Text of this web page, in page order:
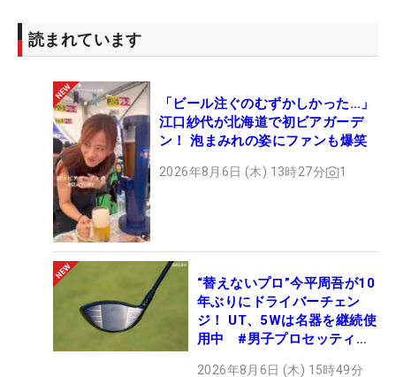
読まれています
「ビール注ぐのむずかしかった…」
江口紗代が北海道で初ビアガーデ
ン！ 泡まみれの姿にファンも爆笑
2026年8月6日 (木) 13時27分 1
“替えないプロ”今平周吾が10
年ぶりにドライバーチェン
ジ！ UT、5Wは名器を継続使
用中 #男子プロセッティン
2026年8月6日 (木) 15時49分